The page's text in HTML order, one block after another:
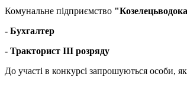
Комунальне підприємство
- Бухгалтер
- Тракторист ІІІ розряду
До участі в конкурсі запрошуються особи,